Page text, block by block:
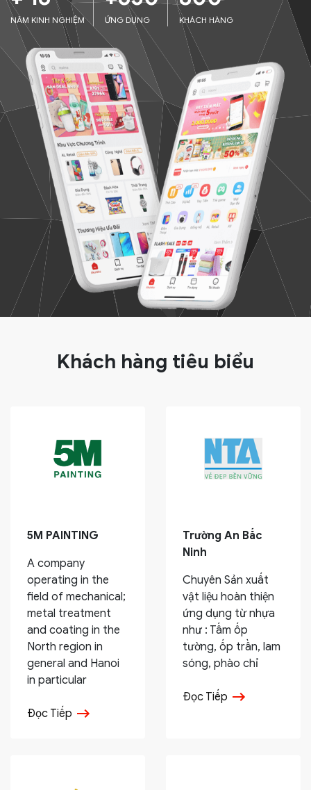
NĂM KINH NGHIỆM ỨNG DỤNG KHÁCH HÀNG
Khách hàng tiêu biểu
5M PAINTING
A company
operating in the
field of mechanical;
metal treatment
and coating in the
North region in
general and Hanoi
in particular
Đọc Tiếp
Trường An Bắc
Ninh
Chuyên Sản xuất
vật liệu hoàn thiện
ứng dụng từ nhựa
như : Tấm ốp
tường, ốp trần, lam
sóng, phào chỉ
Đọc Tiếp